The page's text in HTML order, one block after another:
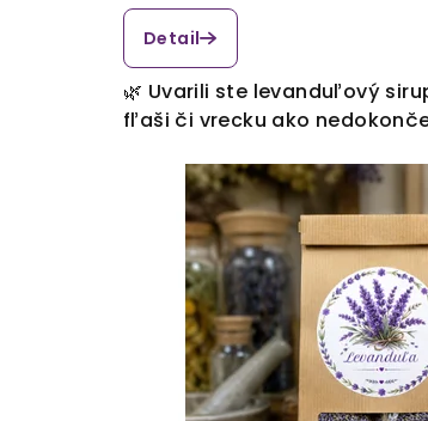
Detail
🌿 Uvarili ste levanduľový
fľaši či vrecku ako